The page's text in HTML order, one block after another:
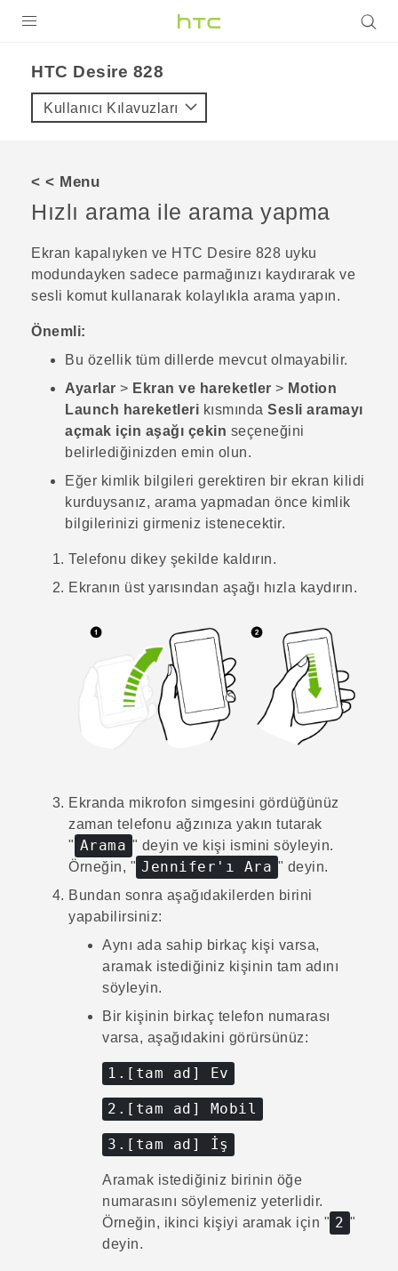
VIVE
VIVERSE
DESTEK
HTC Desire 828‎
Kullanıcı Kılavuzları
< < Menu
Hızlı arama ile arama yapma
Ekran kapalıyken ve HTC Desire 828 uyku
modundayken sadece parmağınızı kaydırarak ve
sesli komut kullanarak kolaylıkla arama yapın.
Önemli:
Bu özellik tüm dillerde mevcut olmayabilir.
Ayarlar > Ekran ve hareketler > Motion
Launch hareketleri kısmında Sesli aramayı
açmak için aşağı çekin seçeneğini
belirlediğinizden emin olun.
Eğer kimlik bilgileri gerektiren bir ekran kilidi
kurduysanız, arama yapmadan önce kimlik
bilgilerinizi girmeniz istenecektir.
Telefonu dikey şekilde kaldırın.
Ekranın üst yarısından aşağı hızla kaydırın.
Ekranda mikrofon simgesini gördüğünüz
zaman telefonu ağzınıza yakın tutarak
"‍ Arama "‍ deyin ve kişi ismini söyleyin.
Örneğin, "‍ Jennifer'ı Ara "‍ deyin.
Bundan sonra aşağıdakilerden birini
yapabilirsiniz:
Aynı ada sahip birkaç kişi varsa,
aramak istediğiniz kişinin tam adını
söyleyin.
Bir kişinin birkaç telefon numarası
varsa, aşağıdakini görürsünüz:
1.[tam ad] Ev
2.[tam ad] Mobil
3.[tam ad] İş
Aramak istediğiniz birinin öğe
numarasını söylemeniz yeterlidir.
Örneğin, ikinci kişiyi aramak için "‍ 2 "‍
deyin.